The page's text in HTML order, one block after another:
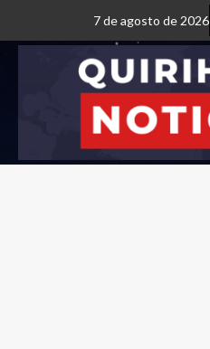
7 de agosto de 2026